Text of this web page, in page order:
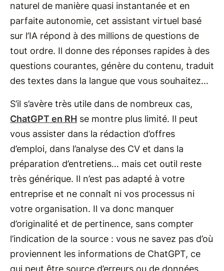
naturel de manière quasi instantanée et en
parfaite autonomie, cet assistant virtuel basé
sur l’IA répond à des millions de questions de
tout ordre. Il donne des réponses rapides à des
questions courantes, génère du contenu, traduit
des textes dans la langue que vous souhaitez…
S’il s’avère très utile dans de nombreux cas,
ChatGPT en RH se montre plus limité. Il peut
vous assister dans la rédaction d’offres
d’emploi, dans l’analyse des CV et dans la
préparation d’entretiens… mais cet outil reste
très générique. Il n’est pas adapté à votre
entreprise et ne connaît ni vos processus ni
votre organisation. Il va donc manquer
d’originalité et de pertinence, sans compter
l’indication de la source : vous ne savez pas d’où
proviennent les informations de ChatGPT, ce
qui peut être source d’erreurs ou de données